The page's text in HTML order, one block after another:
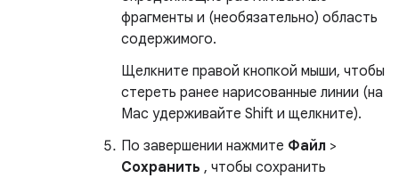
фрагменты и (необязательно) область
содержимого.
Щелкните правой кнопкой мыши, чтобы
стереть ранее нарисованные линии (на
Mac удерживайте Shift и щелкните).
По завершении нажмите Файл >
Сохранить , чтобы сохранить